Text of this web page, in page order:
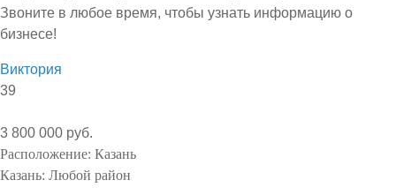
Звоните в любое время, чтобы узнать информацию о
бизнесе!
Виктория
39
3 800 000 руб.
Расположение: Казань
Казань: Любой район